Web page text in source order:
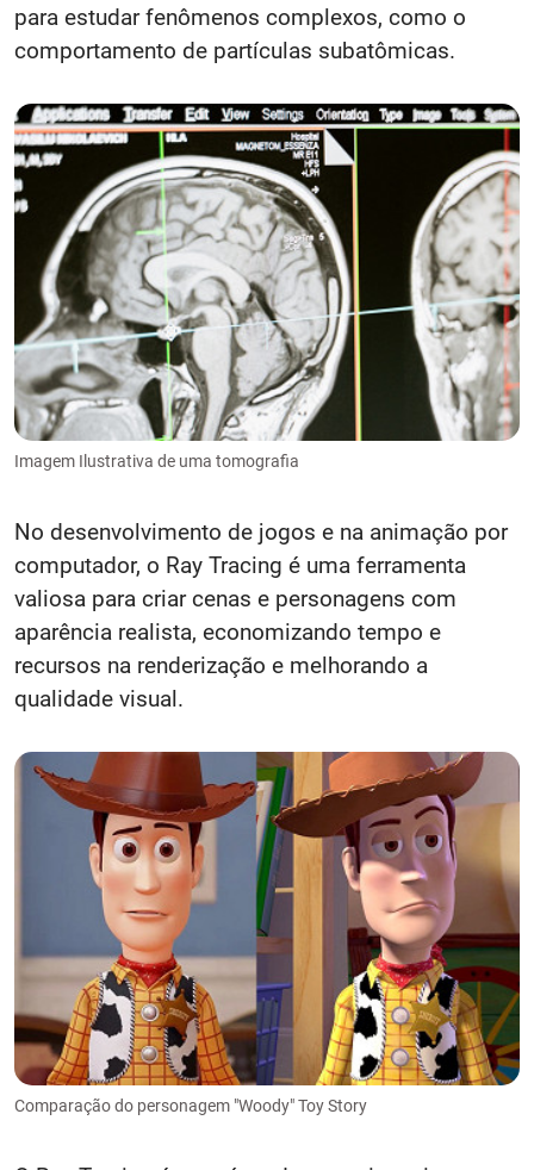
para estudar fenômenos complexos, como o
comportamento de partículas subatômicas.
Imagem Ilustrativa de uma tomografia
No desenvolvimento de jogos e na animação por
computador, o Ray Tracing é uma ferramenta
valiosa para criar cenas e personagens com
aparência realista, economizando tempo e
recursos na renderização e melhorando a
qualidade visual.
Comparação do personagem "Woody" Toy Story